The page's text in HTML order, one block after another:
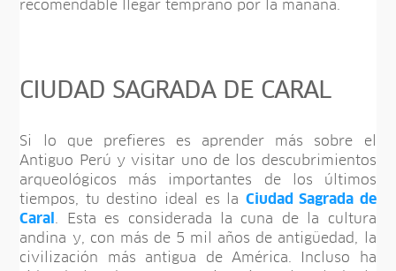
recomendable llegar temprano por la mañana.
CIUDAD SAGRADA DE CARAL
Si lo que prefieres es aprender más sobre el
Antiguo Perú y visitar uno de los descubrimientos
arqueológicos más importantes de los últimos
tiempos, tu destino ideal es la Ciudad Sagrada de
Caral
. Esta es considerada la cuna de la cultura
andina y, con más de 5 mil años de antigüedad, la
civilización más antigua de América. Incluso ha